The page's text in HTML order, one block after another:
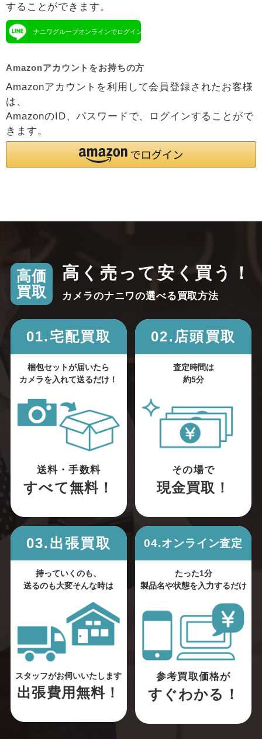
することができます。
ナニワグループオンラインでログイン
Amazonアカウントをお持ちの方
Amazonアカウントを利用して会員登録されたお客様
は、
AmazonのID、パスワードで、ログインすることがで
きます。
高価
買取
高く売って安く買う！
カメラのナニワの選べる買取方法
01.宅配買取
梱包セットが届いたら
カメラを入れて送るだけ！
送料・手数料
すべて無料！
02.店頭買取
査定時間は
約5分
その場で
現金買取！
03.出張買取
持っていくのも、
送るのも大変そんな時は
スタッフがお伺いいたします
出張費用無料！
04.オンライン査定
たった1分
製品名や状態を入力するだけ
参考買取価格が
すぐわかる！